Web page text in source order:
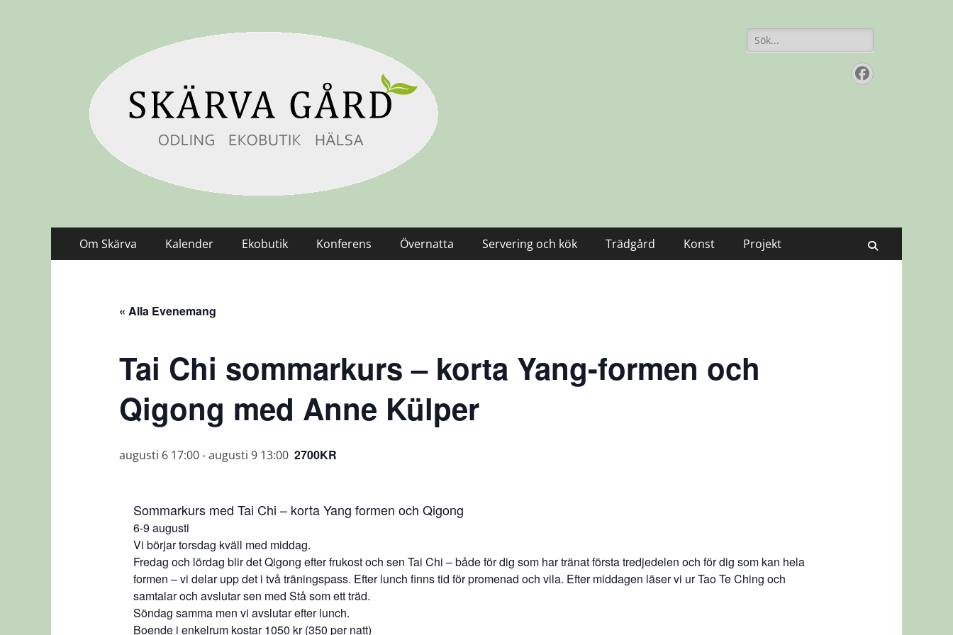
Skärvagård
Odling Ekobutik Hälsa
Sök
efter:
Facebook
Primär
meny
Om Skärva Kalender Ekobutik Konferens Övernatta Servering och kök Trädgård Konst Projekt
« Alla Evenemang
Tai Chi sommarkurs – korta Yang-formen och
Qigong med Anne Külper
augusti 6 17:00-augusti 9 13:00 2700KR
Sommarkurs med Tai Chi – korta Yang formen och Qigong
6-9 augusti
Vi börjar torsdag kväll med middag.
Fredag och lördag blir det Qigong efter frukost och sen Tai Chi – både för dig som har tränat första tredjedelen och för dig som kan hela
formen – vi delar upp det i två träningspass. Efter lunch finns tid för promenad och vila. Efter middagen läser vi ur Tao Te Ching och
samtalar och avslutar sen med Stå som ett träd.
Söndag samma men vi avslutar efter lunch.
Boende i enkelrum kostar 1050 kr (350 per natt)